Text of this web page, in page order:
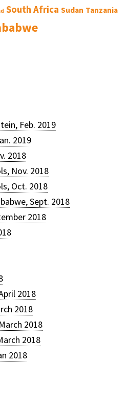
South Africa Sudan Tanzania
Feb. 2019
2019
2018
Nov. 2018
Oct. 2018
Sept. 2018
2018
2018
2018
2018
2018
2018